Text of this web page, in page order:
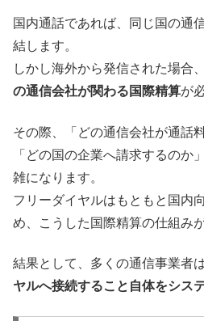
国内通話であれば、同じ国の通
結します。
しかし海外から発信された場合、
の通信会社が関わる国際精算が
その際、「どの通信会社が通話
「どの国の企業へ請求するのか
雑になります。
フリーダイヤルはもともと国内
め、こうした国際精算の仕組み
結果として、多くの通信事業者
ヤルへ接続すること自体をシス